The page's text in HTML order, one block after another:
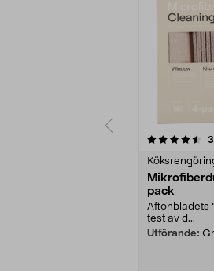
pack
Aftonbladets
test av d...
Utförande: